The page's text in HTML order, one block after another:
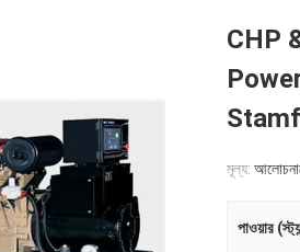
CHP
মূল্য:
পাওয়ার